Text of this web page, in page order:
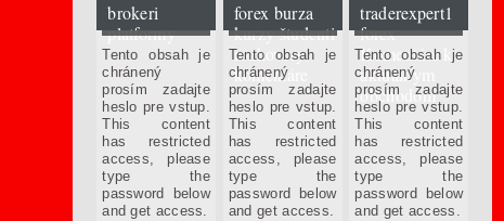
brokeri
platformy
apríl 6 2013
Tento obsah je
chránený
prosím zadajte
heslo pre vstup.
This content
has restricted
access, please
type the
password below
and get access.
forex burza
kurzy študenti
rozhovory
komentáre
apríl 6 2013
Tento obsah je
chránený
prosím zadajte
heslo pre vstup.
This content
has restricted
access, please
type the
password below
and get access.
traderexpert1
forex
Komentáre k
aktuálnym
obchodom
marec 2 2014
Tento obsah je
chránený
prosím zadajte
heslo pre vstup.
This content
has restricted
access, please
type the
password below
and get access.